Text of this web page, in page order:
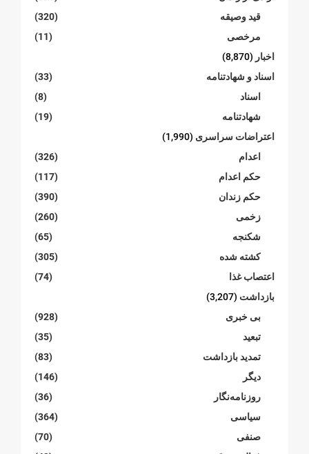
قید وصیقه
(320)
مرخصی
(11)
اخبار (8,870)
اسناد و شهادتنامە
(33)
اسناد
(8)
شهادتنامە
(19)
اعتراضات سراسری (1,990)
اعدام
(326)
حکم اعدام
(117)
حکم زندان
(390)
زخمی
(260)
شکنجە
(65)
کشته شده
(305)
اعتصاب غذا
(74)
بازداشت (3,207)
بی خبری
(928)
تبعید
(35)
تمدید بازداشت
(83)
دیگر
(146)
روزنامەنگار
(36)
سیاسی
(364)
صنفی
(70)